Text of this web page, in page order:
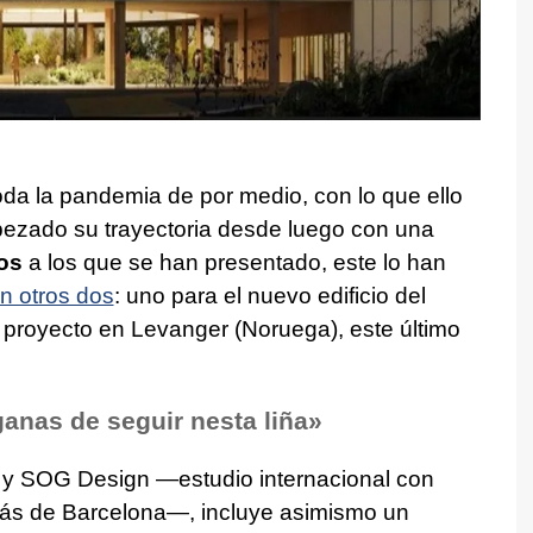
la pandemia de por medio, con lo que ello
su trayectoria desde luego con una
a los que se han presentado, este lo han
otros dos: uno para el nuevo edificio del
en Levanger (Noruega), este último
de seguir nesta liña»
SOG Design —estudio internacional con
de Barcelona—, incluye asimismo un